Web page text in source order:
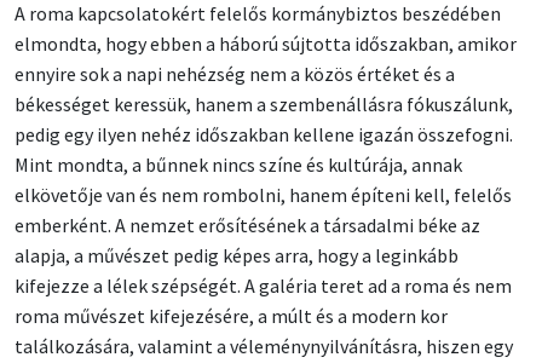
A roma kapcsolatokért felelős kormánybiztos beszédében
elmondta, hogy ebben a háború sújtotta időszakban, amikor
ennyire sok a napi nehézség nem a közös értéket és a
békességet keressük, hanem a szembenállásra fókuszálunk,
pedig egy ilyen nehéz időszakban kellene igazán összefogni.
Mint mondta, a bűnnek nincs színe és kultúrája, annak
elkövetője van és nem rombolni, hanem építeni kell, felelős
emberként. A nemzet erősítésének a társadalmi béke az
alapja, a művészet pedig képes arra, hogy a leginkább
kifejezze a lélek szépségét. A galéria teret ad a roma és nem
roma művészet kifejezésére, a múlt és a modern kor
találkozására, valamint a véleménynyilvánításra, hiszen egy